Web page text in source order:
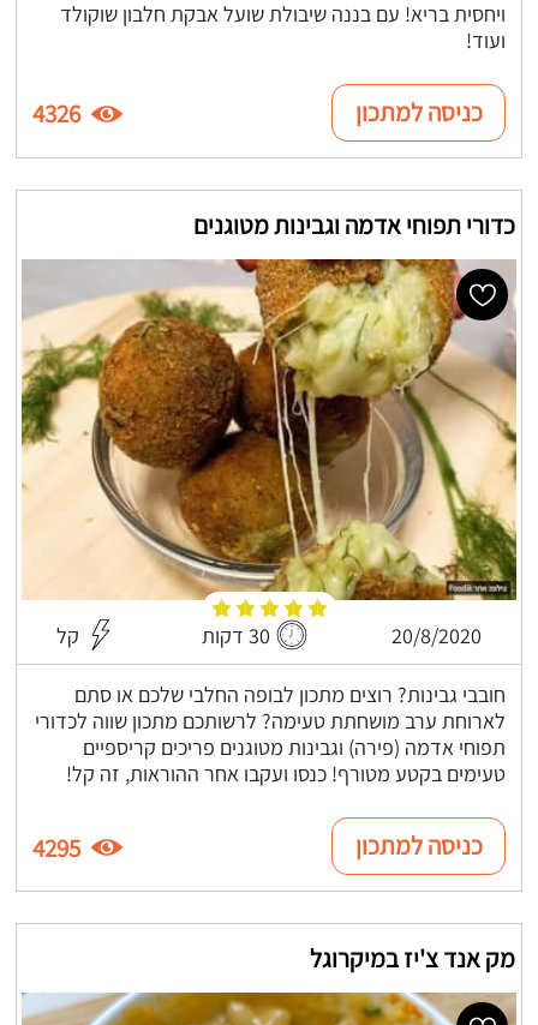
ויחסית בריא! עם בננה שיבולת שועל אבקת חלבון שוקולד
ועוד!
כניסה למתכון 4326
כדורי תפוחי אדמה וגבינות מטוגנים
20/8/2020 30 דקות קל
חובבי גבינות? רוצים מתכון לבופה החלבי שלכם או סתם
לארוחת ערב מושחתת טעימה? לרשותכם מתכון שווה לכדורי
תפוחי אדמה (פירה) וגבינות מטוגנים פריכים קריספיים
טעימים בקטע מטורף! כנסו ועקבו אחר ההוראות, זה קל!
כניסה למתכון 4295
מק אנד צ'יז במיקרוגל